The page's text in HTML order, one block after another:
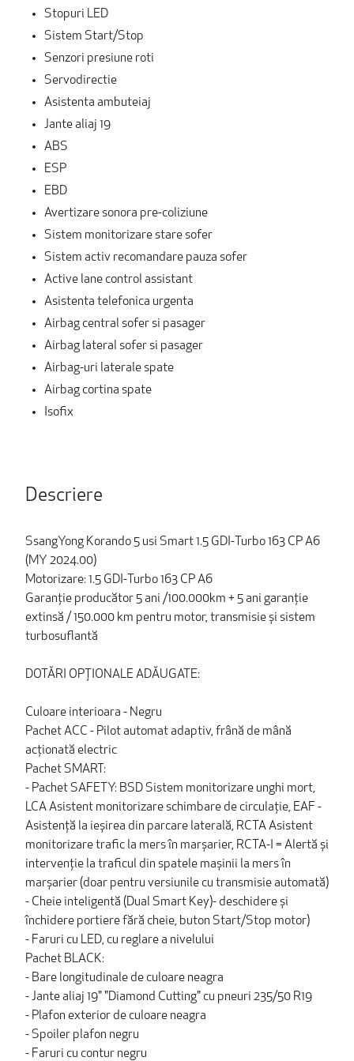
Stopuri LED
Sistem Start/Stop
Senzori presiune roti
Servodirectie
Asistenta ambuteiaj
Jante aliaj 19
ABS
ESP
EBD
Avertizare sonora pre-coliziune
Sistem monitorizare stare sofer
Sistem activ recomandare pauza sofer
Active lane control assistant
Asistenta telefonica urgenta
Airbag central sofer si pasager
Airbag lateral sofer si pasager
Airbag-uri laterale spate
Airbag cortina spate
Isofix
Descriere
SsangYong Korando 5 usi Smart 1.5 GDI-Turbo 163 CP A6
(MY 2024.00)
Motorizare: 1.5 GDI-Turbo 163 CP A6
Garanție producător 5 ani /100.000km + 5 ani garanție
extinsă / 150.000 km pentru motor, transmisie și sistem
turbosuflantă
DOTĂRI OPȚIONALE ADĂUGATE:
Culoare interioara - Negru
Pachet ACC - Pilot automat adaptiv, frână de mână
acționată electric
Pachet SMART:
- Pachet SAFETY: BSD Sistem monitorizare unghi mort,
LCA Asistent monitorizare schimbare de circulație, EAF -
Asistență la ieșirea din parcare laterală, RCTA Asistent
monitorizare trafic la mers în marșarier, RCTA-I = Alertă și
intervenție la traficul din spatele mașinii la mers în
marșarier (doar pentru versiunile cu transmisie automată)
- Cheie inteligentă (Dual Smart Key)- deschidere și
închidere portiere fără cheie, buton Start/Stop motor)
- Faruri cu LED, cu reglare a nivelului
Pachet BLACK:
- Bare longitudinale de culoare neagra
- Jante aliaj 19" "Diamond Cutting" cu pneuri 235/50 R19
- Plafon exterior de culoare neagra
- Spoiler plafon negru
- Faruri cu contur negru